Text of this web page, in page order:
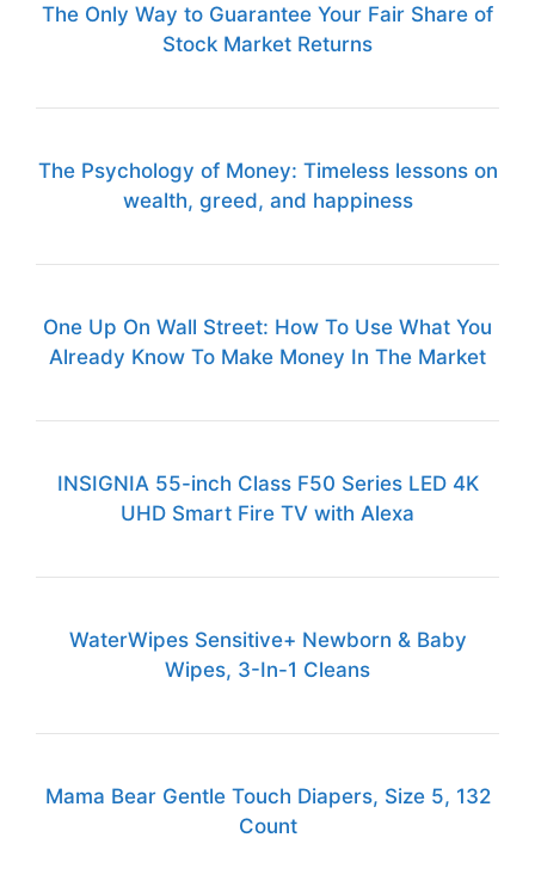
The Only Way to Guarantee Your Fair Share of
Stock Market Returns
The Psychology of Money: Timeless lessons on
wealth, greed, and happiness
One Up On Wall Street: How To Use What You
Already Know To Make Money In The Market
INSIGNIA 55-inch Class F50 Series LED 4K
UHD Smart Fire TV with Alexa
WaterWipes Sensitive+ Newborn & Baby
Wipes, 3-In-1 Cleans
Mama Bear Gentle Touch Diapers, Size 5, 132
Count